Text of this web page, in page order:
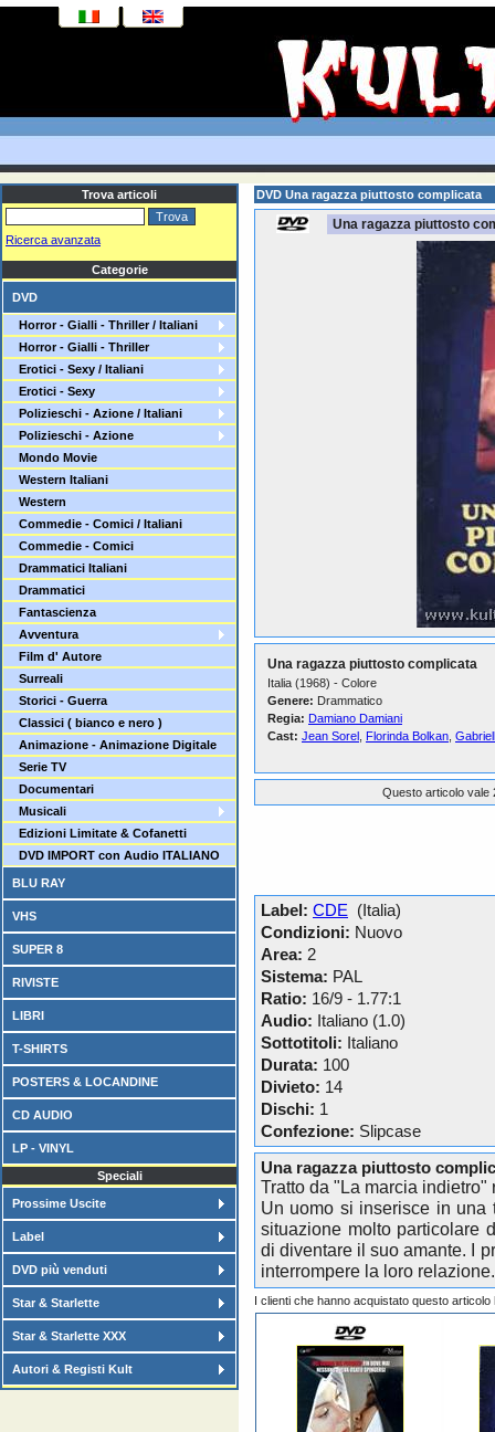
Trova articoli
Ricerca avanzata
Categorie
DVD
Horror - Gialli - Thriller / Italiani
Horror - Gialli - Thriller
Erotici - Sexy / Italiani
Erotici - Sexy
Polizieschi - Azione / Italiani
Polizieschi - Azione
Mondo Movie
Western Italiani
Western
Commedie - Comici / Italiani
Commedie - Comici
Drammatici Italiani
Drammatici
Fantascienza
Avventura
Film d' Autore
Surreali
Storici - Guerra
Classici ( bianco e nero )
Animazione - Animazione Digitale
Serie TV
Documentari
Musicali
Edizioni Limitate & Cofanetti
DVD IMPORT con Audio ITALIANO
BLU RAY
VHS
SUPER 8
RIVISTE
LIBRI
T-SHIRTS
POSTERS & LOCANDINE
CD AUDIO
LP - VINYL
Speciali
Prossime Uscite
Label
DVD più venduti
Star & Starlette
Star & Starlette XXX
Autori & Registi Kult
DVD Una ragazza piuttosto complicata
Una ragazza piuttosto
Una ragazza piuttosto complicata
Italia (1968) - Colore
Genere: Drammatico
Regia: Damiano Damiani
Cast: Jean Sorel Florinda Bolkan
Questo articolo vale
Label: CDE (Italia)
Condizioni: Nuovo
Area: 2
Sistema: PAL
Ratio: 16/9 - 1.77:1
Audio: Italiano (1.0)
Sottotitoli: Italiano
Durata: 100
Divieto: 14
Dischi: 1
Confezione: Slipcase
Una ragazza piuttosto
Tratto da "La marcia indietro"
Un uomo si inserisce in una
situazione molto particolare
di diventare il suo amante. I
interrompere la loro
I clienti che hanno acquistato questo